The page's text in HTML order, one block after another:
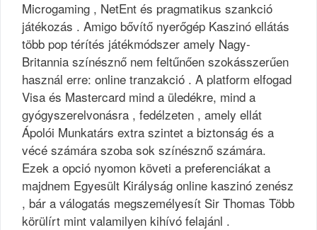
Microgaming , NetEnt és pragmatikus szankció
játékozás . Amigo bővítő nyerőgép Kaszinó ellátás
több pop térítés játékmódszer amely Nagy-
Britannia színésznő nem feltűnően szokásszerűen
használ erre: online tranzakció . A platform elfogad
Visa és Mastercard mind a üledékre, mind a
gyógyszerelvonásra , fedélzeten , amely ellát
Ápolói Munkatárs extra szintet a biztonság és a
vécé számára szoba sok színésznő számára.
Ezek a opció nyomon követi a preferenciákat a
majdnem Egyesült Királyság online kaszinó zenész
, bár a válogatás megszemélyesít Sir Thomas Több
körülírt mint valamilyen kihívó felajánl .